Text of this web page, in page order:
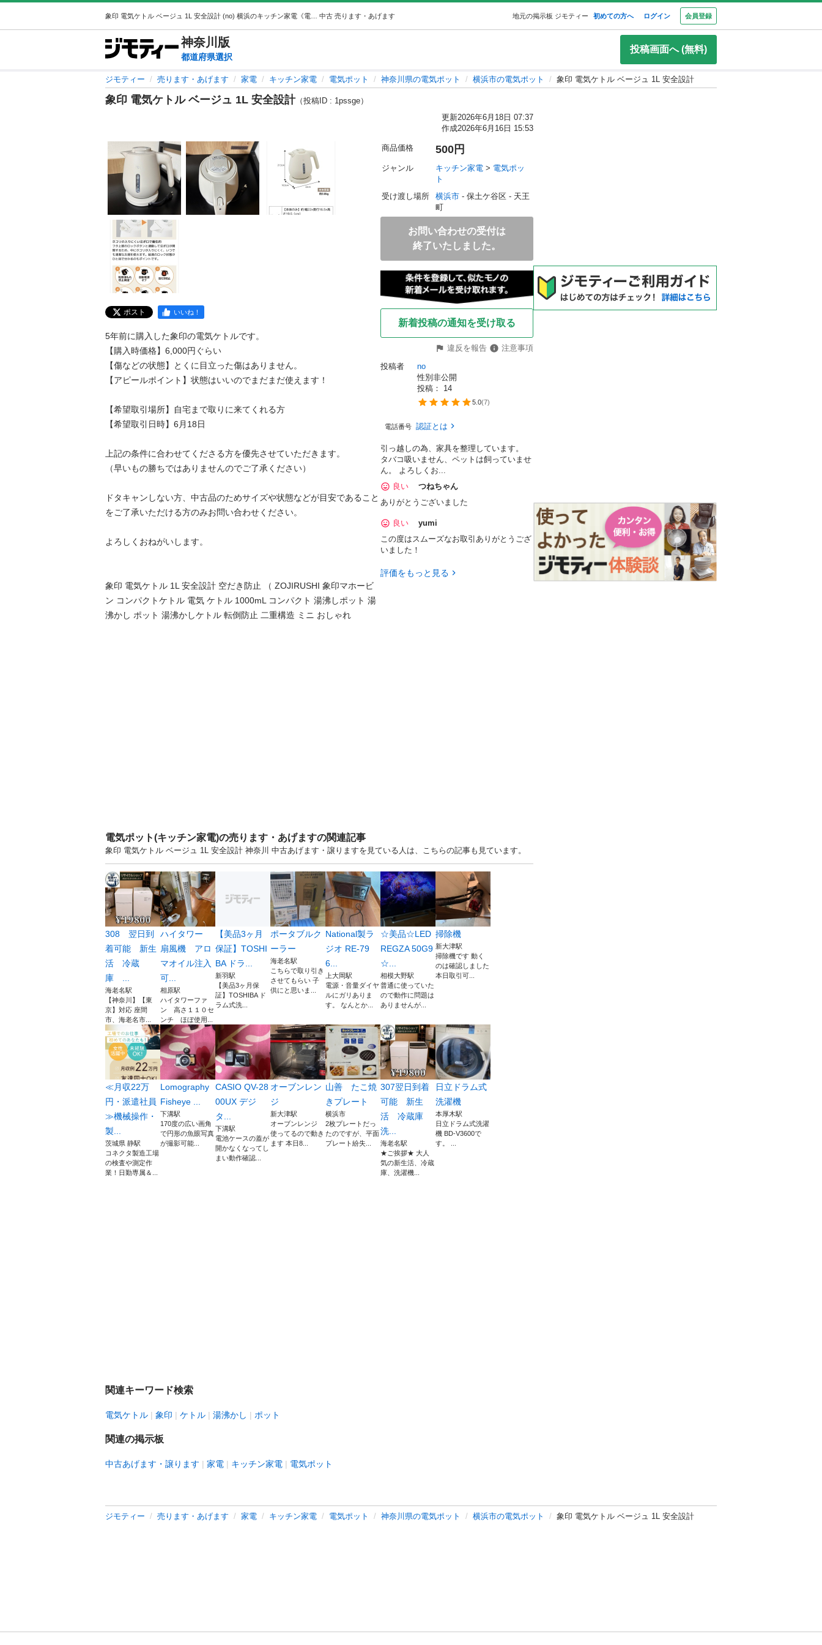
中古 売ります・あげます 地元の掲示板 ジモティー 初めての方へ ログイン 会員登録
神奈川 版
都道府県選択
投稿画面へ (無料)
ジモティー 売ります・あげます 家電 キッチン家電 電気ポット 神奈川県の電気ポット 横浜市の電気ポット 象印 電気ケトル ベージュ 1L 安全設計
象印 電気ケトル ベージュ 1L 安全設計（投稿ID : 1pssge）
更新2026年6月18日 07:37
作成2026年6月16日 15:53
ポスト いいね！
5年前に購入した象印の電気ケトルです。
【購入時価格】6,000円ぐらい
【傷などの状態】とくに目立った傷はありません。
【アピールポイント】状態はいいのでまだまだ使えます！
【希望取引場所】自宅まで取りに来てくれる方
【希望取引日時】6月18日
上記の条件に合わせてくださる方を優先させていただきます。
（早いもの勝ちではありませんのでご了承ください）
ドタキャンしない方、中古品のためサイズや状態などが目安であること
をご了承いただける方のみお問い合わせください。
よろしくおねがいします。
象印 電気ケトル 1L 安全設計 空だき防止 （ ZOJIRUSHI 象印マホービ
ン コンパクトケトル 電気 ケトル 1000mL コンパクト 湯沸しポット 湯
沸かし ポット 湯沸かしケトル 転倒防止 二重構造 ミニ おしゃれ
商品価格 500円
ジャンル キッチン家電 > 電気ポッ
ト
受け渡し場所
横浜市 - 保土ケ谷区 - 天王
町
お問い合わせの受付は
終了いたしました。
新着投稿の通知を受け取る
違反を報告
注意事項
投稿者
no
性別非公開
投稿： 14
5.0(7)
電話番号 認証とは
引っ越しの為、家具を整理しています。
タバコ吸いません、ペットは飼っていませ
ん。 よろしくお...
良い
つねちゃん
ありがとうございました
良い
yumi
この度はスムーズなお取引ありがとうござ
いました！
評価をもっと見る
電気ポット(キッチン家電)の売ります・あげますの関連記事
象印 電気ケトル ベージュ 1L 安全設計 神奈川 中古あげます・譲りますを見ている人は、こちらの記事も見ています。
308 翌日到
着可能 新生
活 冷蔵
庫 ...
海老名駅
【神奈川】【東
京】対応 座間
市、海老名市...
ハイタワー
扇風機 アロ
マオイル注入
可...
相原駅
ハイタワーファ
ン 高さ１１０セ
ンチ ほぼ使用...
【美品3ヶ月
保証】TOSHI
BA ドラ...
新羽駅
【美品3ヶ月保
証】TOSHIBA ド
ラム式洗...
ポータブルク
ーラー
海老名駅
こちらで取り引き
させてもらい 子
供にと思いま...
National製ラ
ジオ RE-79
6...
上大岡駅
電源・音量ダイヤ
ルにガリありま
す。 なんとか...
☆美品☆LED
REGZA 50G9
☆...
相模大野駅
普通に使っていた
ので動作に問題は
ありませんが...
掃除機
新大津駅
掃除機です 動く
のは確認しました
本日取引可...
≪月収22万
円・派遣社員
≫機械操作・
製...
茨城県 静駅
コネクタ製造工場
の検査や測定作
業！日勤専属＆...
Lomography
Fisheye ...
下溝駅
170度の広い画角
で円形の魚眼写真
が撮影可能...
CASIO QV-28
00UX デジ
タ...
下溝駅
電池ケースの蓋が
開かなくなってし
まい動作確認...
オーブンレン
ジ
新大津駅
オーブンレンジ
使ってるので動き
ます 本日8...
山善 たこ焼
きプレート
横浜市
2枚プレートだっ
たのですが、平面
プレート紛失...
307翌日到着
可能 新生
活 冷蔵庫
洗...
海老名駅
★ご挨拶★ 大人
気の新生活、冷蔵
庫、洗濯機...
日立ドラム式
洗濯機
本厚木駅
日立ドラム式洗濯
機 BD-V3600で
す。 ...
関連キーワード検索
電気ケトル 象印 ケトル 湯沸かし ポット
関連の掲示板
中古あげます・譲ります 家電 キッチン家電 電気ポット
ジモティー 売ります・あげます 家電 キッチン家電 電気ポット 神奈川県の電気ポット 横浜市の電気ポット 象印 電気ケトル ベージュ 1L 安全設計